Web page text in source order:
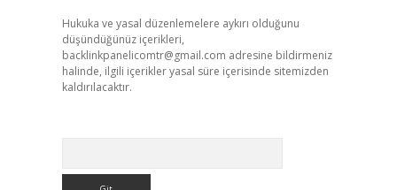
Hukuka ve yasal düzenlemelere aykırı olduğunu
düşündüğünüz içerikleri,
backlinkpanelicomtr@gmail.com adresine bildirmeniz
halinde, ilgili içerikler yasal süre içerisinde sitemizden
kaldırılacaktır.